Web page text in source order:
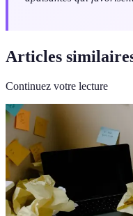
Articles
Continuez votre lecture